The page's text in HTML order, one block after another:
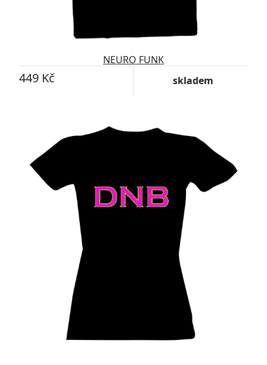
NEURO FUNK
449 Kč skladem